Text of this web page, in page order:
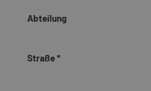
Abteilung
Straße *